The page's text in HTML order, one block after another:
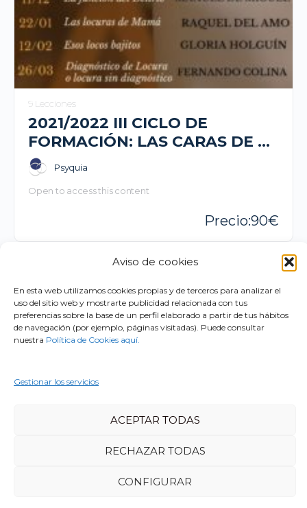
Aviso de cookies
En esta web utilizamos cookies propias y de terceros para analizar el
uso del sitio web y mostrarte publicidad relacionada con tus
preferencias sobre la base de un perfil elaborado a partir de tus hábitos
de navegación (por ejemplo, páginas visitadas). Puede consultar
nuestra Política de Cookies aquí.
Gestionar los servicios
ACEPTAR TODAS
RECHAZAR TODAS
CONFIGURAR
9 Lecciones
2021/2022 III CICLO DE
FORMACIÓN: LAS CARAS DE LA
PSICOSIS.UNA FORMA DE
ESTAR EN EL MUNDO
Psyquia
Open to access this content
90
© 2026 - Psyquia Formación